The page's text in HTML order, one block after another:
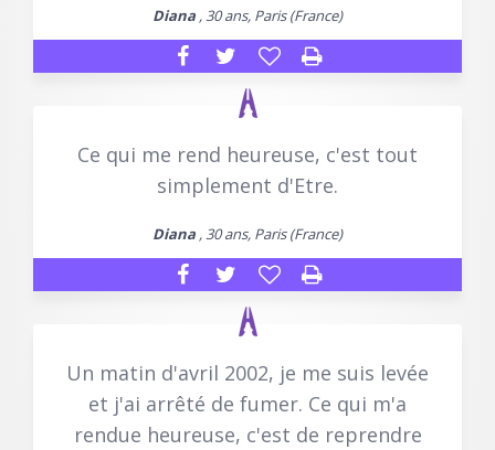
Diana , 30 ans, Paris (France)
Ce qui me rend heureuse, c'est tout
simplement d'Etre.
Diana , 30 ans, Paris (France)
Un matin d'avril 2002, je me suis levée
et j'ai arrêté de fumer. Ce qui m'a
rendue heureuse, c'est de reprendre